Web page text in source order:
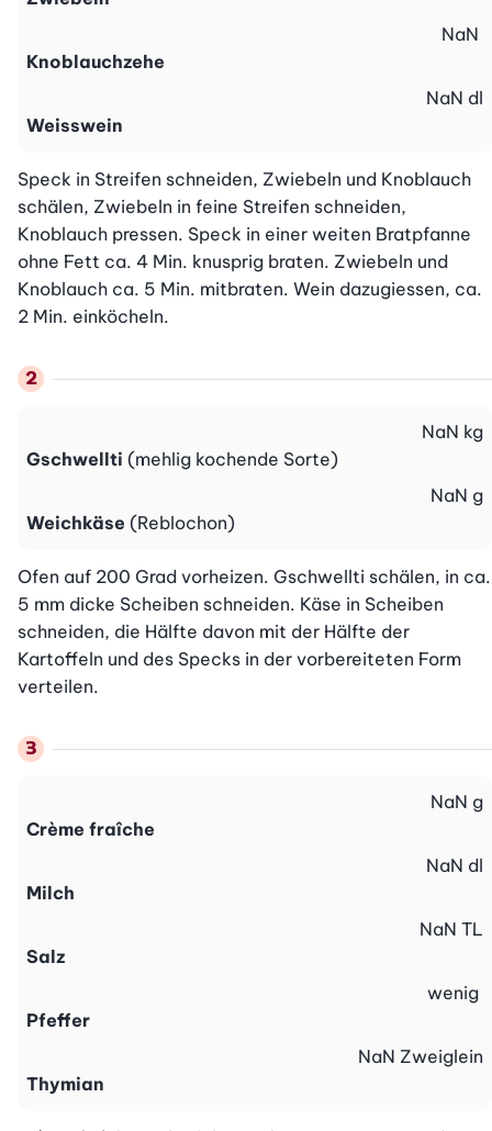
Knoblauchzehe
NaN
Weisswein
NaN dl
Speck in Streifen schneiden, Zwiebeln und Knoblauch
schälen, Zwiebeln in feine Streifen schneiden,
Knoblauch pressen. Speck in einer weiten Bratpfanne
ohne Fett ca. 4 Min. knusprig braten. Zwiebeln und
Knoblauch ca. 5 Min. mitbraten. Wein dazugiessen, ca.
2 Min. einköcheln.
Gschwellti (mehlig kochende Sorte)
NaN kg
Weichkäse (Reblochon)
NaN g
Ofen auf 200 Grad vorheizen. Gschwellti schälen, in ca.
5 mm dicke Scheiben schneiden. Käse in Scheiben
schneiden, die Hälfte davon mit der Hälfte der
Kartoffeln und des Specks in der vorbereiteten Form
verteilen.
Crème fraîche
NaN g
Milch
NaN dl
Salz
NaN TL
Pfeffer
wenig
Thymian
NaN Zweiglein